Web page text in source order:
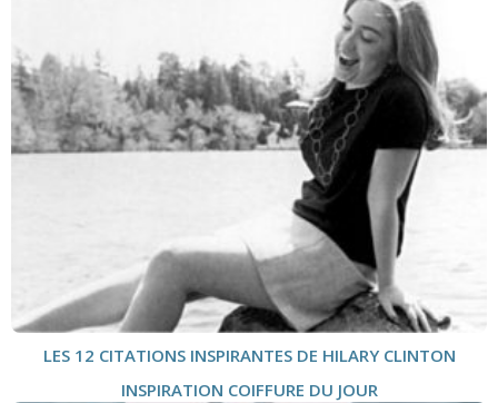
LES 12 CITATIONS INSPIRANTES DE HILARY CLINTON
INSPIRATION COIFFURE DU JOUR